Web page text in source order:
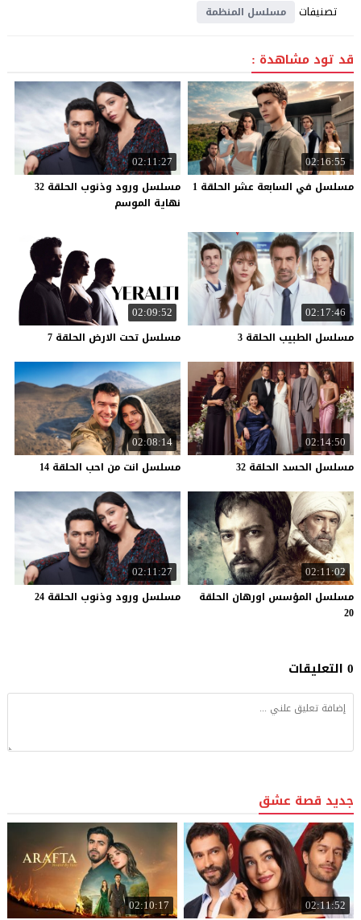
تصنيفات مسلسل المنظمة
قد تود مشاهدة :
02:16:55
مسلسل في السابعة عشر الحلقة 1
02:11:27
مسلسل ورود وذنوب الحلقة 32
نهاية الموسم
02:17:46
مسلسل الطبيب الحلقة 3
02:09:52
مسلسل تحت الارض الحلقة 7
02:14:50
مسلسل الحسد الحلقة 32
02:08:14
مسلسل انت من احب الحلقة 14
02:11:02
مسلسل المؤسس اورهان الحلقة
20
02:11:27
مسلسل ورود وذنوب الحلقة 24
0 التعليقات
جديد قصة عشق
02:11:52
02:10:17